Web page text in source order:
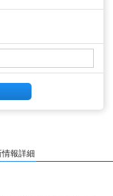
情報詳細